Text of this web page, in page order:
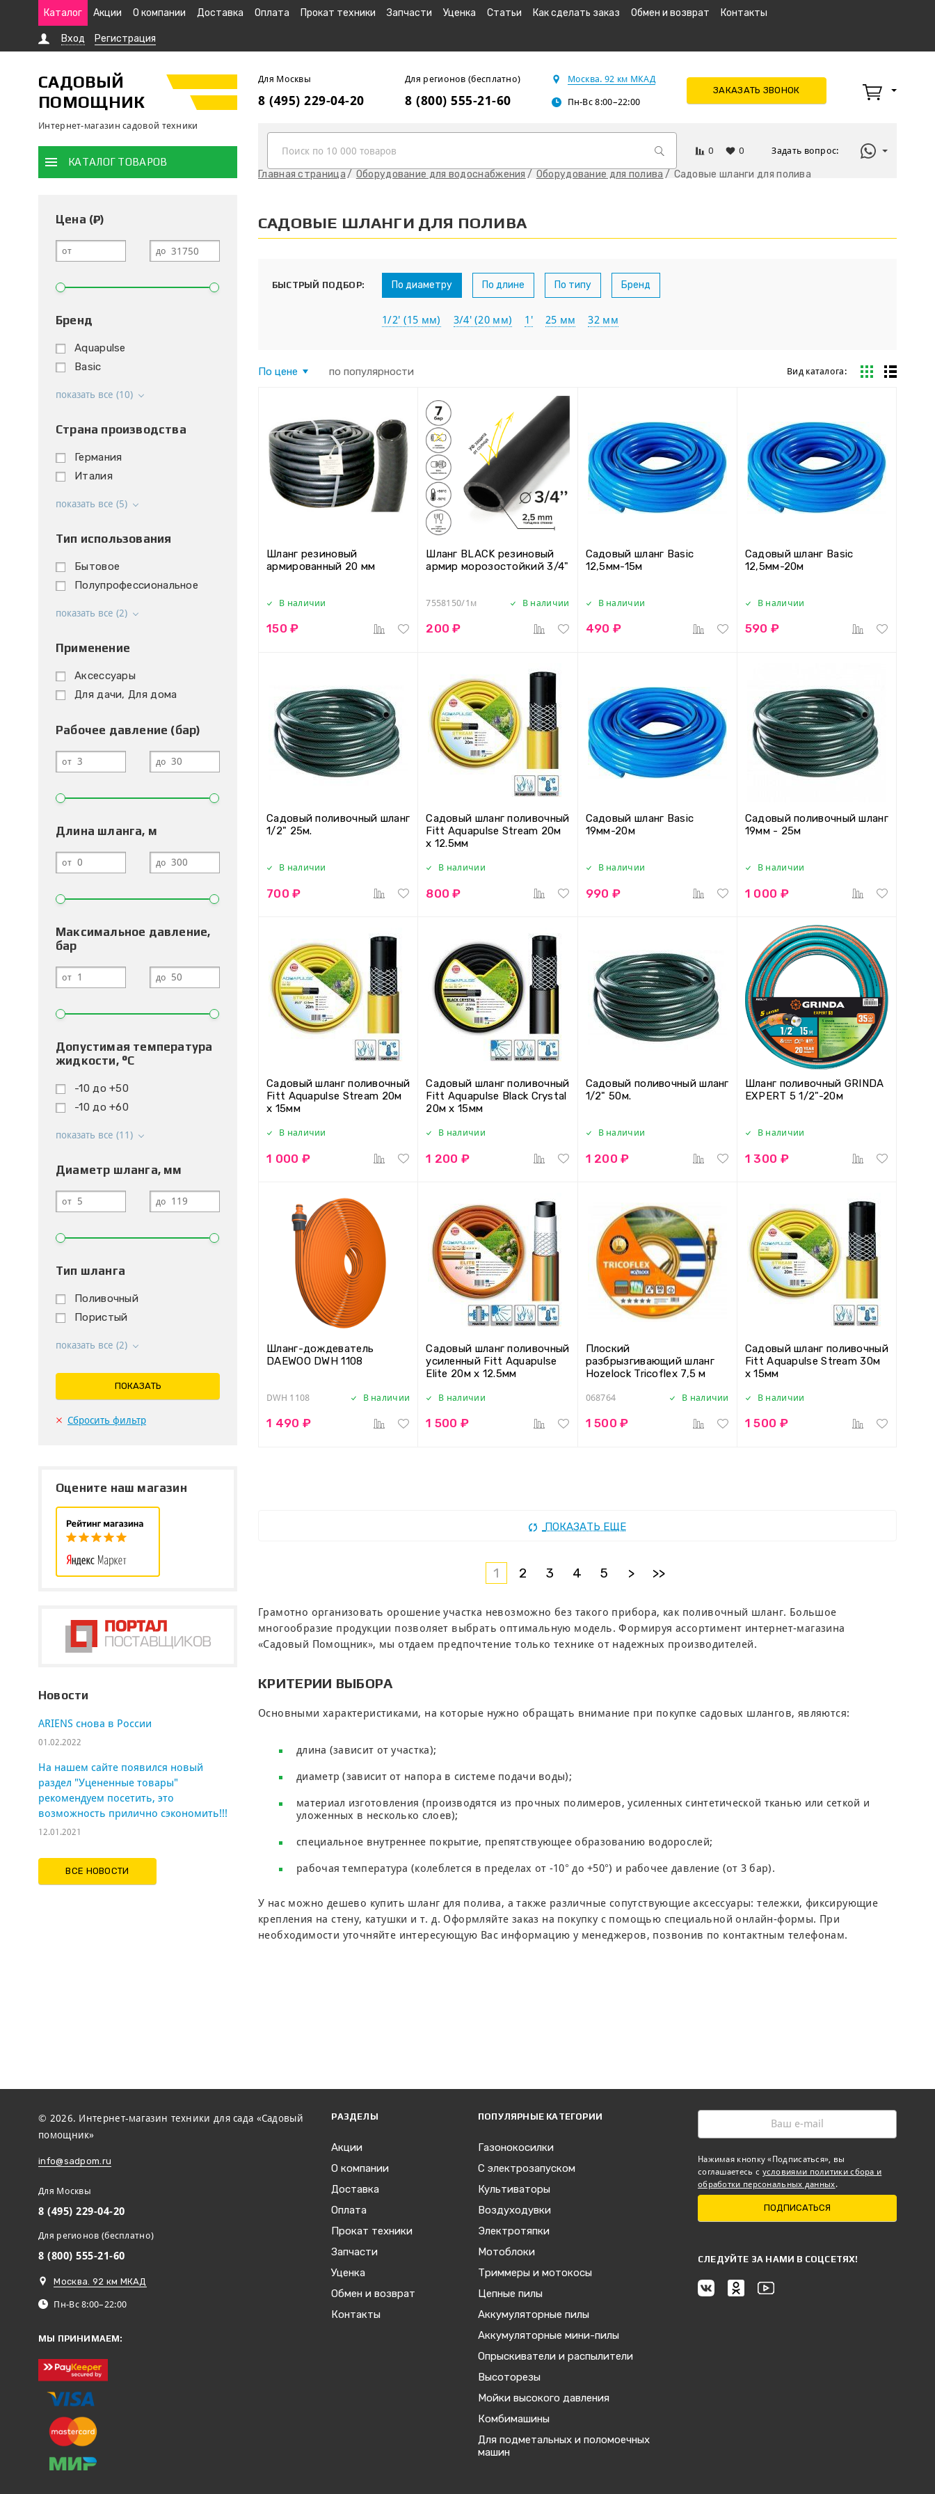
Каталог Акции О компании Доставка Оплата Прокат техники Запчасти Уценка Статьи Как сделать заказ Обмен и возврат Контакты
Вход Регистрация
САДОВЫЙ
ПОМОЩНИК
Интернет-магазин садовой техники
Для Москвы
8 (495) 229-04-20
Для регионов (бесплатно)
8 (800) 555-21-60
Москва. 92 км МКАД
Пн-Вс 8:00–22:00
ЗАКАЗАТЬ ЗВОНОК
0 0 Задать вопрос:
КАТАЛОГ ТОВАРОВ
Главная страница
Оборудование для водоснабжения Оборудование для полива Садовые шланги для полива
САДОВЫЕ ШЛАНГИ ДЛЯ ПОЛИВА
Вид каталога:
По цене по популярности
БЫСТРЫЙ ПОДБОР: По диаметру По длине По типу Бренд
1/2' (15 мм) 3/4' (20 мм) 1' 25 мм 32 мм
Шланг резиновый
армированный 20 мм
В наличии
150 ₽
Шланг BLACK резиновый
армир морозостойкий 3/4"
7558150/1м В наличии
200 ₽
Садовый шланг Basic
12,5мм-15м
В наличии
490 ₽
Садовый шланг Basic
12,5мм-20м
В наличии
590 ₽
Садовый поливочный шланг
1/2" 25м.
В наличии
700 ₽
Садовый шланг поливочный
Fitt Aquapulse Stream 20м
х 12.5мм
В наличии
800 ₽
Садовый шланг Basic
19мм-20м
В наличии
990 ₽
Садовый поливочный шланг
19мм - 25м
В наличии
1 000 ₽
Садовый шланг поливочный
Fitt Aquapulse Stream 20м
х 15мм
В наличии
1 000 ₽
Садовый шланг поливочный
Fitt Aquapulse Black Crystal
20м х 15мм
В наличии
1 200 ₽
Садовый поливочный шланг
1/2" 50м.
В наличии
1 200 ₽
Шланг поливочный GRINDA
EXPERT 5 1/2"-20м
В наличии
1 300 ₽
Шланг-дождеватель
DAEWOO DWH 1108
DWH 1108 В наличии
1 490 ₽
Садовый шланг поливочный
усиленный Fitt Aquapulse
Elite 20м х 12.5мм
В наличии
1 500 ₽
Плоский
разбрызгивающий шланг
Hozelock Tricoflex 7,5 м
068764 В наличии
1 500 ₽
Садовый шланг поливочный
Fitt Aquapulse Stream 30м
х 15мм
В наличии
1 500 ₽
ПОКАЗАТЬ ЕЩЕ
1 2 3 4 5 > >>
Грамотно организовать орошение участка невозможно без такого прибора, как поливочный шланг. Большое
многообразие продукции позволяет выбрать оптимальную модель. Формируя ассортимент интернет-магазина
«Садовый Помощник», мы отдаем предпочтение только технике от надежных производителей.
КРИТЕРИИ ВЫБОРА
Основными характеристиками, на которые нужно обращать внимание при покупке садовых шлангов, являются:
длина (зависит от участка);
диаметр (зависит от напора в системе подачи воды);
материал изготовления (производятся из прочных полимеров, усиленных синтетической тканью или сеткой и
уложенных в несколько слоев);
специальное внутреннее покрытие, препятствующее образованию водорослей;
рабочая температура (колеблется в пределах от -10° до +50°) и рабочее давление (от 3 бар).
У нас можно дешево купить шланг для полива, а также различные сопутствующие аксессуары: тележки, фиксирующие
крепления на стену, катушки и т. д. Оформляйте заказ на покупку с помощью специальной онлайн-формы. При
необходимости уточняйте интересующую Вас информацию у менеджеров, позвонив по контактным телефонам.
Цена (₽)
от до
Бренд
Aquapulse
Basic
показать все (10)
Страна производства
Германия
Италия
показать все (5)
Тип использования
Бытовое
Полупрофессиональное
показать все (2)
Применение
Аксессуары
Для дачи, Для дома
Рабочее давление (бар)
от до
Длина шланга, м
от до
Максимальное давление,
бар
от до
Допустимая температура
жидкости, °С
-10 до +50
-10 до +60
показать все (11)
Диаметр шланга, мм
от до
Тип шланга
Поливочный
Пористый
показать все (2)
ПОКАЗАТЬ
Сбросить фильтр
Оцените наш магазин
Новости
ARIENS cнова в России
01.02.2022
На нашем сайте появился новый
раздел "Уцененные товары"
рекомендуем посетить, это
возможность прилично сэкономить!!!
12.01.2021
ВСЕ НОВОСТИ
© 2026. Интернет-магазин техники для сада «Садовый
помощник»
info@sadpom.ru
Для Москвы
8 (495) 229-04-20
Для регионов (бесплатно)
8 (800) 555-21-60
Москва. 92 км МКАД
Пн-Вс 8:00–22:00
МЫ ПРИНИМАЕМ:
РАЗДЕЛЫ
Акции
О компании
Доставка
Оплата
Прокат техники
Запчасти
Уценка
Обмен и возврат
Контакты
ПОПУЛЯРНЫЕ КАТЕГОРИИ
Газонокосилки
С электрозапуском
Культиваторы
Воздуходувки
Электротяпки
Мотоблоки
Триммеры и мотокосы
Цепные пилы
Аккумуляторные пилы
Аккумуляторные мини-пилы
Опрыскиватели и распылители
Высоторезы
Мойки высокого давления
Комбимашины
Для подметальных и поломоечных
машин
Нажимая кнопку «Подписаться», вы
соглашаетесь с условиями политики сбора и
обработки персональных данных.
ПОДПИСАТЬСЯ
CЛЕДУЙТЕ ЗА НАМИ В СОЦСЕТЯХ!